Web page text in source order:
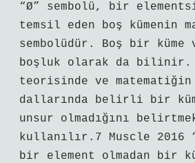
“Ø” sembolü, bir
temsil eden boş kümenin
sembolüdür. Boş bir
boşluk olarak da bilinir.
teorisinde ve
dallarında belirli bir
unsur olmadığını
kullanılır.7 ​​Muscle 2016
bir element olmadan bir